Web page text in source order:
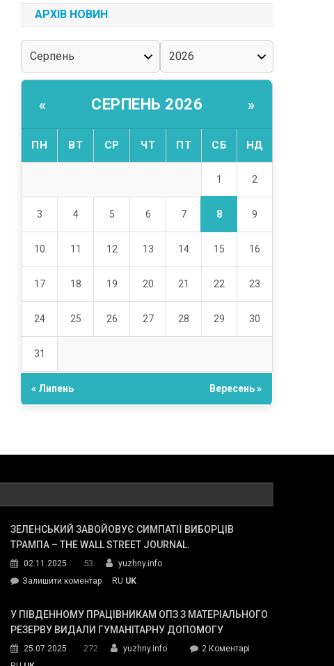
АРХІВ НОВИН
« СЕРПЕНЬ 2026 »
ПН ВТ СР ЧТ ПТ СБ НД
1 2
3 4 5 6 7 8 9
10 11 12 13 14 15 16
17 18 19 20 21 22 23
24 25 26 27 28 29 30
31
« Липень Вересень »
ЗЕЛЕНСЬКИЙ ЗАВОЙОВУЄ СИМПАТІЇ ВИБОРЦІВ
ТРАМПА – THE WALL STREET JOURNAL.
02.11.2025 53
yuzhny.info
Залишити коментарon
завойовує
симпатії
Трампа
RU UK
У ПІВДЕННОМУ ПРАЦІВНИКАМ ОПЗ З МАТЕРІАЛЬНОГО
РЕЗЕРВУ ВИДАЛИ ГУМАНІТАРНУ ДОПОМОГУ
25.07.2025 272 yuzhny.info 2 Коментарідо